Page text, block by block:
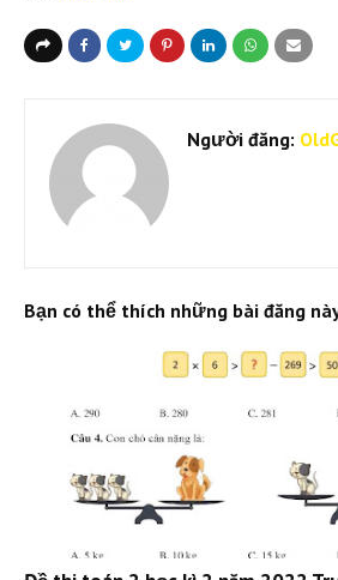
Người đăng:
Bạn có thể thích những bài đăng